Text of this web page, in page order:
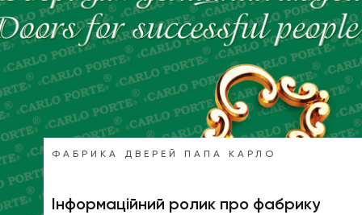
ФАБРИКА ДВЕРЕЙ ПАПА КАРЛО
Інформаційний ролик про фабрику